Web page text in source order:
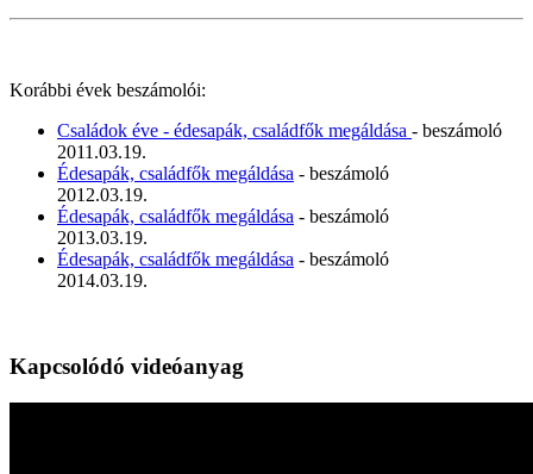
Korábbi évek beszámolói:
Családok éve - édesapák, családfők megáldása - beszámoló
2011.03.19.
Édesapák, családfők megáldása - beszámoló
2012.03.19.
Édesapák, családfők megáldása - beszámoló
2013.03.19.
Édesapák, családfők megáldása - beszámoló
2014.03.19.
Kapcsolódó videóanyag